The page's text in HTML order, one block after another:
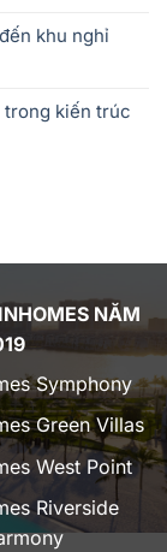
khu nghỉ
kiến trúc
NĂM
Symphony
Green Villas
West Point
Riverside